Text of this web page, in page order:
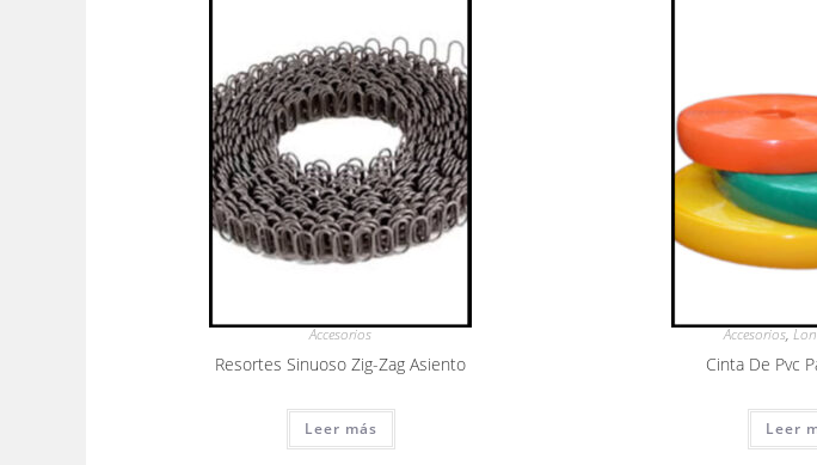
Accesorios
Resortes Sinuoso Zig-Zag Asiento
Leer más
Accesorios,
Cinta De Pvc
Leer